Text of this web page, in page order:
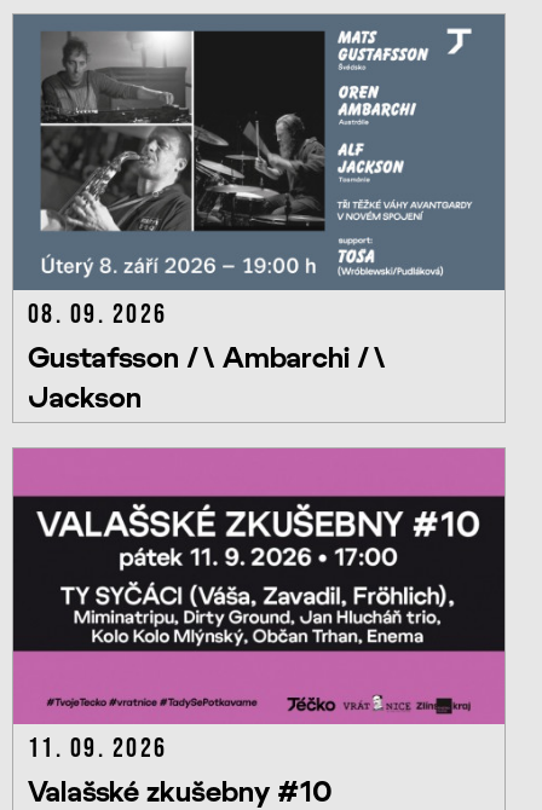
08. 09. 2026
Gustafsson /\ Ambarchi /\
Jackson
11. 09. 2026
Valašské zkušebny #10